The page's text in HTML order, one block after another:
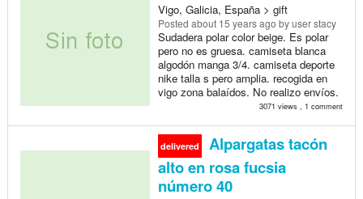
Vigo, Galicia, España > gift
Posted about 15 years ago by user stacy
Sudadera polar color beige. Es polar
pero no es gruesa. camiseta blanca
algodón manga 3/4. camiseta deporte
nike talla s pero amplia. recogida en
vigo zona balaídos. No realizo envíos.
3071 views , 1 comment
delivered
Alpargatas tacón
alto en rosa fucsia
número 40